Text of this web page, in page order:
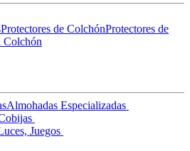
Protectores de ColchónProtectores de
Colchón
Almohadas Especializadas
Juegos